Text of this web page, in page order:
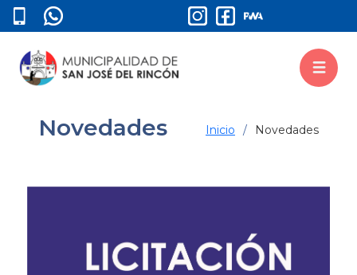
Novedades Inicio Novedades